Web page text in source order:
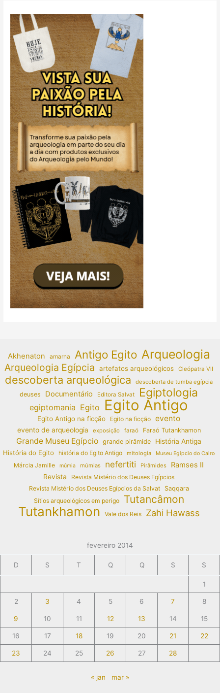
Akhenaton amarna Antigo Egito Arqueologia
Arqueologia Egípcia artefatos arqueológicos Cleópatra VII
descoberta arqueológica descoberta de tumba egípcia
deuses Documentário Editora Salvat Egiptologia
egiptomania Egito Egito Antigo
Egito Antigo na ficção Egito na ficção evento
evento de arqueologia exposição faraó Faraó Tutankhamon
Grande Museu Egípcio grande pirâmide
História Antiga
História do Egito
história do Egito Antigo mitologia Museu Egípcio do Cairo
Márcia Jamille múmia múmias nefertiti Pirâmides Ramses II
Revista
Revista Mistério dos Deuses Egípcios
Revista Mistério dos Deuses Egípcios da Salvat
Saqqara
Sítios arqueológicos em perigo
Tutancâmon
Tutankhamon Vale dos Reis Zahi Hawass
fevereiro 2014
D S T Q Q S S
1
2 3 4 5 6 7 8
9 10 11 12 13 14 15
16 17 18 19 20 21 22
23 24 25 26 27 28
« jan mar »